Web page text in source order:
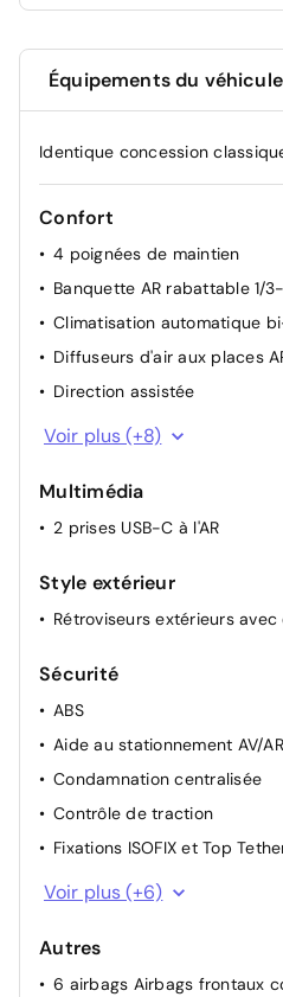
Équipements du véhicule
Identique concession
Confort
4 poignées de maintien
Banquette AR rabattable 1/
Climatisation automatique
Diffuseurs d'air aux places
Direction assistée
Essuie-vitre AV à
antipincement
Navigation connectée
Rétroviseurs extérieurs
rabattables électriquement
Vitres latérales AR et lunette
Accès et démarrage mains
Voir plus (+8)
Multimédia
2 prises USB-C à l'AR
Style extérieur
Rétroviseurs extérieurs
Sécurité
ABS
Aide au stationnement AV/
Condamnation centralisée
Contrôle de traction
Fixations ISOFIX et Top
Frein de stationnement
avec fonction Stop&Go
Pare-brise teinté feuilleté
Voir plus (+6)
Autres
6 airbags Airbags frontaux